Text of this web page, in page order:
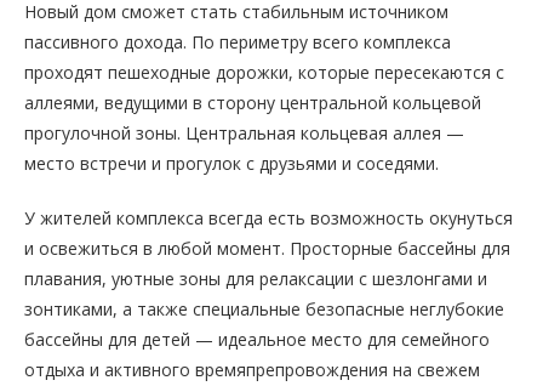
Новый дом сможет стать стабильным источником
пассивного дохода. По периметру всего комплекса
проходят пешеходные дорожки, которые пересекаются с
аллеями, ведущими в сторону центральной кольцевой
прогулочной зоны. Центральная кольцевая аллея —
место встречи и прогулок с друзьями и соседями.
У жителей комплекса всегда есть возможность окунуться
и освежиться в любой момент. Просторные бассейны для
плавания, уютные зоны для релаксации с шезлонгами и
зонтиками, а также специальные безопасные неглубокие
бассейны для детей — идеальное место для семейного
отдыха и активного времяпрепровождения на свежем